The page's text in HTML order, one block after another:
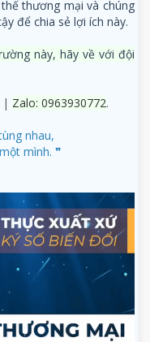
thương mại và chúng
để chia sẻ lợi ích này.
này, hãy về với đội
| Zalo: 0963930772.
nhau,
mình. ❞